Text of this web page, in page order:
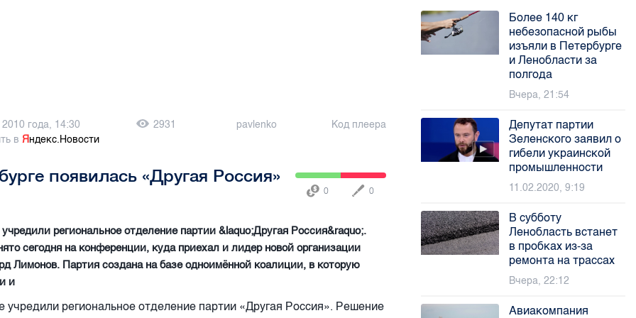
года, 14:30 2931 pavlenko
Код плеера
вЯндекс.Новости
появилась «Другая Россия»
0 0
региональное отделение партии &laquo;Другая Россия&raquo;.
сегодня на конференции, куда приехал и лидер новой организации
Лимонов. Партия создана на базе одноимённой коалиции, в которую
и
учредили региональное отделение партии «Другая Россия». Решение
Более 140 кг
небезопасной рыбы
изъяли в Петербурге
и Ленобласти за
полгода
Вчера, 21:54
Депутат партии
Зеленского заявил о
гибели украинской
промышленности
11.02.2020, 9:19
В субботу
Ленобласть встанет
в пробках из-за
ремонта на трассах
Вчера, 22:12
Авиакомпания